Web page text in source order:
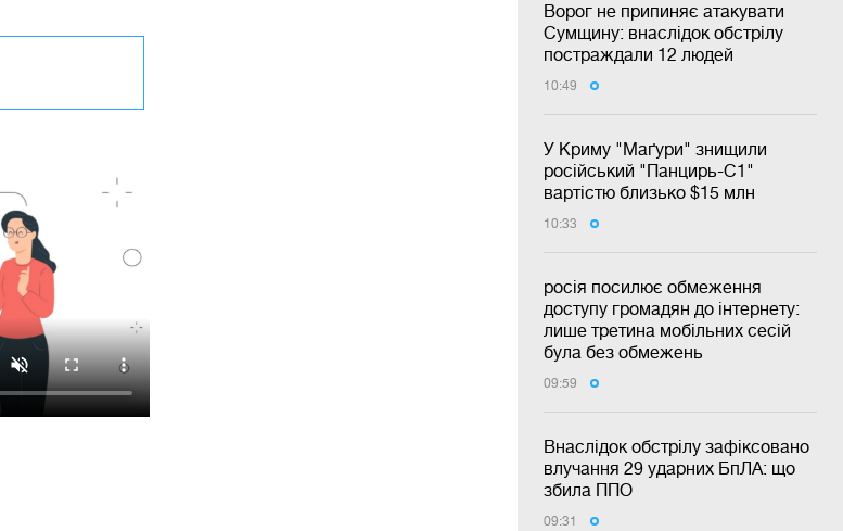
Ворог не припиняє атакувати
Сумщину: внаслідок обстрілу
постраждали 12 людей
10:49
У Криму "Маґури" знищили
російський "Панцирь-С1"
вартістю близько $15 млн
10:33
росія посилює обмеження
доступу громадян до інтернету:
лише третина мобільних сесій
була без обмежень
09:59
Внаслідок обстрілу зафіксовано
влучання 29 ударних БпЛА: що
збила ППО
09:31